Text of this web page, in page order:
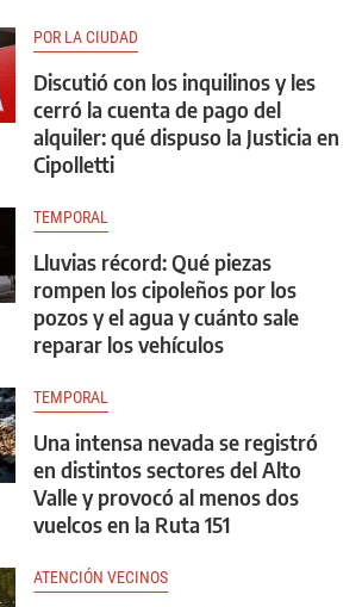
POR LA CIUDAD
Discutió con los inquilinos y les
cerró la cuenta de pago del
alquiler: qué dispuso la Justicia en
Cipolletti
TEMPORAL
Lluvias récord: Qué piezas
rompen los cipoleños por los
pozos y el agua y cuánto sale
reparar los vehículos
TEMPORAL
Una intensa nevada se registró
en distintos sectores del Alto
Valle y provocó al menos dos
vuelcos en la Ruta 151
ATENCIÓN VECINOS